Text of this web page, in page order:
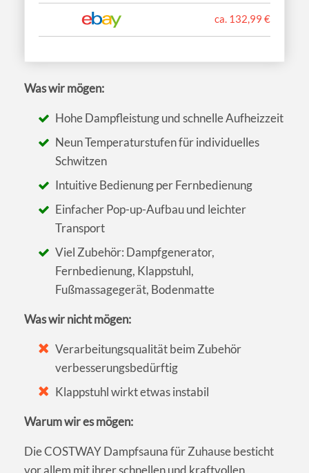
ca. 132,99 €
Was wir mögen:
Hohe Dampfleistung und schnelle Aufheizzeit
Neun Temperaturstufen für individuelles
Schwitzen
Intuitive Bedienung per Fernbedienung
Einfacher Pop-up-Aufbau und leichter
Transport
Viel Zubehör: Dampfgenerator,
Fernbedienung, Klappstuhl,
Fußmassagegerät, Bodenmatte
Was wir nicht mögen:
Verarbeitungsqualität beim Zubehör
verbesserungsbedürftig
Klappstuhl wirkt etwas instabil
Warum wir es mögen:
Die COSTWAY Dampfsauna für Zuhause besticht
vor allem mit ihrer schnellen und kraftvollen